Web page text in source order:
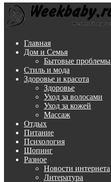
Главная
Дом и Семья
Бытовые проблемы
Стиль и мода
Здоровье и красота
Здоровье
Уход за волосами
Уход за кожей
Массаж
Отдых
Питание
Психология
Шопинг
Разное
Новости интернета
Литература